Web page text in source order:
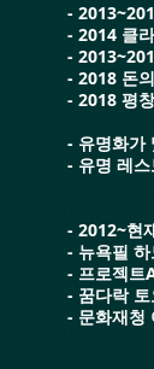
-
- 2014 클
-
- 2018 돈
- 2018 평
- 유명화가
- 유명 레
- 2012~현
- 뉴욕필
- 프로젝트
- 꿈다락
- 문화재청